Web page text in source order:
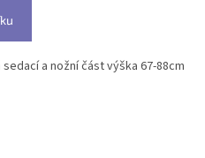
a nožní část výška 67-88cm